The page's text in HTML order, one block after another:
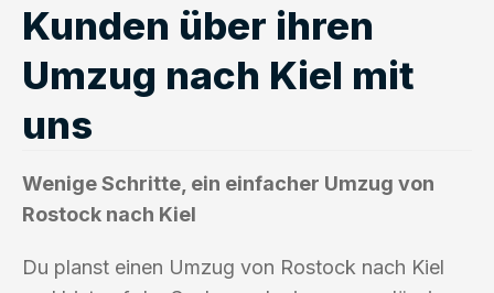
Kunden über ihren
Umzug nach Kiel mit
uns
Wenige Schritte, ein einfacher Umzug von
Rostock nach Kiel
Du planst einen Umzug von Rostock nach Kiel